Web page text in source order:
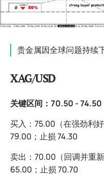
贵金属因全球问题持续
XAG/USD
关键区间：70.50 - 74.50
买入：75.00（在强劲利
79.00；止损 74.30
卖出：70.00（回调并重
65.00；止损 70.70